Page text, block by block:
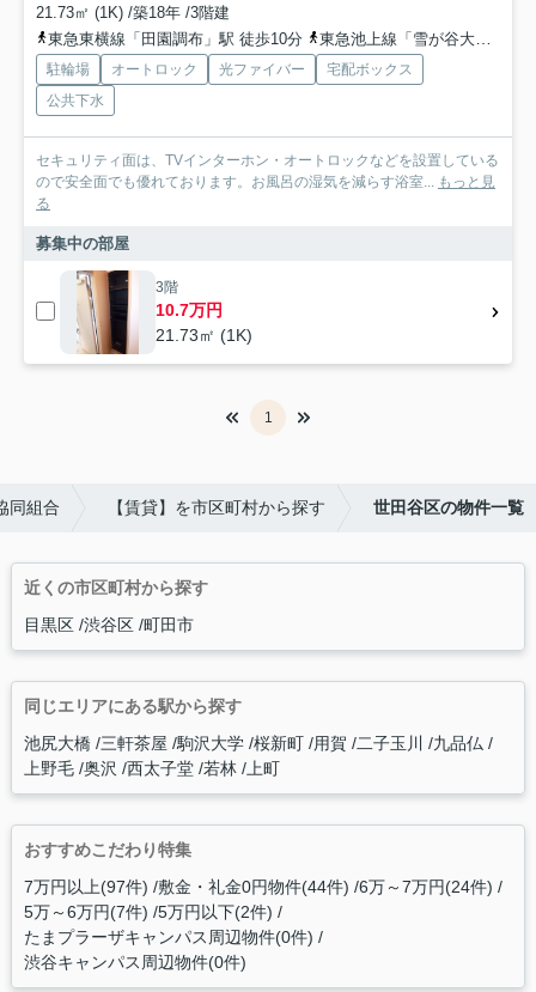
21.73㎡ (1K) /築18年 /3階建
東急東横線「田園調布」駅 徒歩10分
東急池上線「雪が谷大塚」駅 徒歩12分
駐輪場 オートロック 光ファイバー
宅配ボックス
公共下水
セキュリティ面は、TVインターホン・オートロックなどを設置している
ので安全面でも優れております。お風呂の湿気を減らす浴室...
もっと見
る
募集中の部屋
3階
10.7万円
21.73㎡ (1K)
1
同組合 【賃貸】を市区町村から探す 世田谷区の物件一覧
近くの市区町村から探す
目黒区 渋谷区 町田市
同じエリアにある駅から探す
池尻大橋 三軒茶屋 駒沢大学 桜新町 用賀 二子玉川
九品仏
上野毛 奥沢 西太子堂 若林 上町
おすすめこだわり特集
7万円以上(97件) 敷金・礼金0円物件(44件) 6万～7万円(24件)
5万～6万円(7件) 5万円以下(2件)
たまプラーザキャンパス周辺物件(0件)
渋谷キャンパス周辺物件(0件)